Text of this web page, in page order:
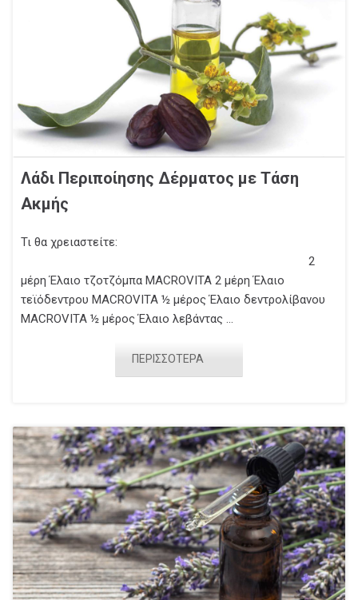
Λάδι Περιποίησης Δέρματος με Τάση
Ακμής
Τι θα χρειαστείτε:
2
μέρη Έλαιο τζοτζόμπα MACROVITA 2 μέρη Έλαιο
τεϊόδεντρου MACROVITA ½ μέρος Έλαιο δεντρολίβανου
MACROVITA ½ μέρος Έλαιο λεβάντας ...
ΠΕΡΙΣΣΟΤΕΡΑ